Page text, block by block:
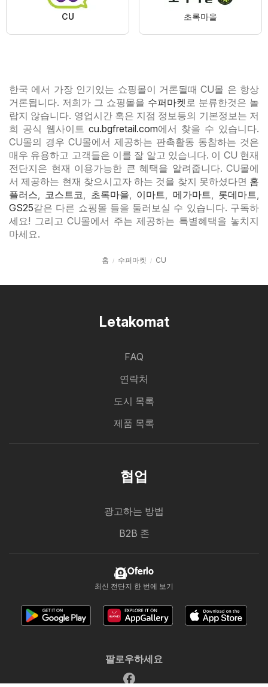
CU 초록마을
한국 에서 가장 인기있는 쇼핑몰이 거론될때 CU몰 은 항상
거론됩니다. 저희가 그 쇼핑몰을 수퍼마켓로 분류한것은 놀
랍지 않습니다. 영업시간 혹은 지점 정보등의 기본정보는 저
희 공식 웹사이트 cu.bgfretail.com에서 찾을 수 있습니다.
CU몰의 경우 CU몰에서 제공하는 판촉활동 동참하는 것은
매우 유용하고 고객들은 이를 잘 알고 있습니다. 이 CU 현재
전단지은 현재 이용가능한 큰 혜택을 알려줍니다. CU몰에
서 제공하는 현재 찾으시고자 하는 것을 찾지 못하셨다면 홈
플러스, 코스트코, 초록마을, 이마트, 메가마트, 롯데마트,
GS25같은 다른 쇼핑몰 들을 둘러보실 수 있습니다. 구독하
세요! 그리고 CU몰에서 주는 제공하는 특별혜택을 놓치지
마세요.
홈 수퍼마켓 CU
Letakomat
FAQ
연락처
도시 목록
제품 목록
협업
광고하는 방법
B2B 존
Oferlo
최신 전단지 한 번에 보기
팔로우하세요